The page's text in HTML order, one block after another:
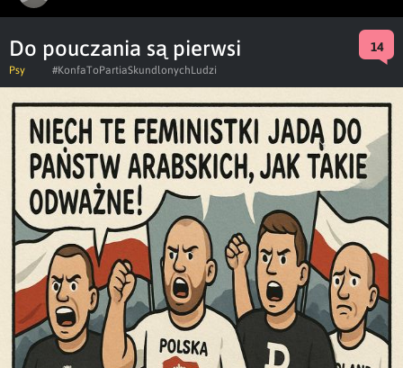
Do pouczania są pierwsi 14
Psy #KonfaToPartiaSkundlonychLudzi